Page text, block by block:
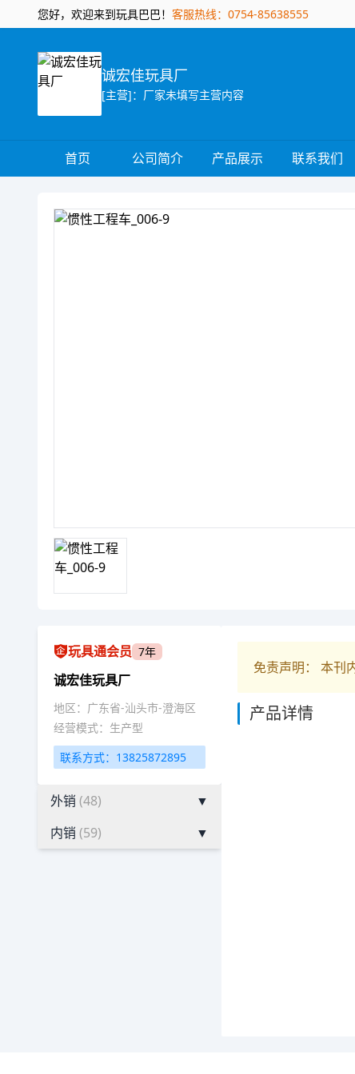
您好，欢迎来到玩具巴巴！ 客服热线：0754-85638555
诚宏佳玩具厂
[主营]：厂家未填写主营内容
首页 公司简介 产品展示 联系我们
玩具通会员 7年
诚宏佳玩具厂
地区：广东省-汕头市-澄海区
经营模式：生产型
联系方式：13825872895
外销 (48)
▼
内销 (59) ▼
免责声明： 本刊
产品详情